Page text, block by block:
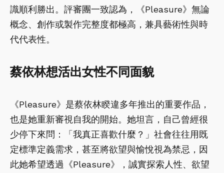
識順利勝出。評審團一致認為，《Pleasure》無論
概念、創作或製作完整度都極高，兼具藝術性與時
代代表性。
蔡依林想活出女性不同面貌
《Pleasure》是蔡依林睽違多年推出的重要作品，
也是她重新審視自我的開始。她坦言，自己曾經很
少停下來問：「我真正喜歡什麼？」社會往往用既
定標準定義需求，甚至將欲望與愉悅視為禁忌，因
此她希望透過《Pleasure》，誠實探索人性、欲望